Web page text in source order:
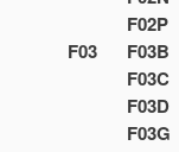
F02P
F03 F03B
F03C
F03D
F03G